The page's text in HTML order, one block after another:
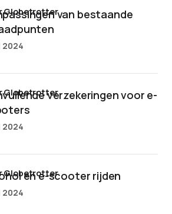
van bestaande
Globetrotter
2024
verzekeringen voor e-
Globetrotter
2024
en e-scooter rijden
Globetrotter
2024